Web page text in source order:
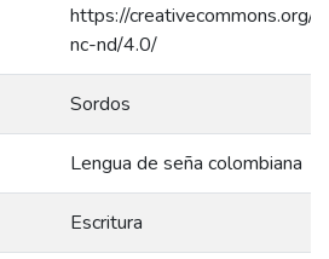
https://creativecommons.org/
nc-nd/4.0/
Sordos
Lengua de seña colombiana
Escritura